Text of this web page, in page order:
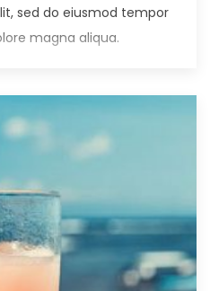
sed do eiusmod tempor
magna aliqua.